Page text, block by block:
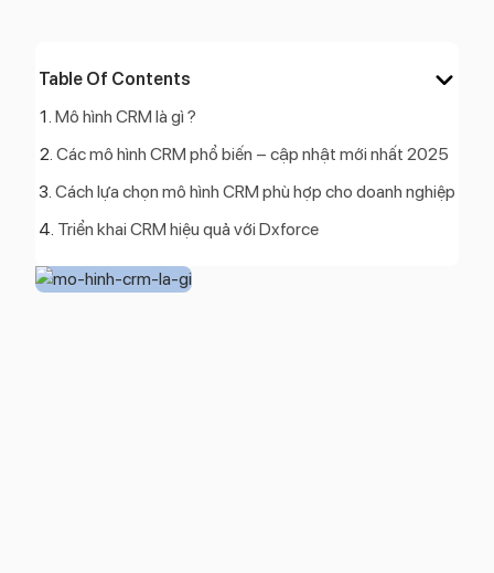
Table Of Contents
Mô hình CRM là gì ?
Các mô hình CRM phổ biến – cập nhật mới nhất 2025
Cách lựa chọn mô hình CRM phù hợp cho doanh nghiệp
Triển khai CRM hiệu quả với Dxforce